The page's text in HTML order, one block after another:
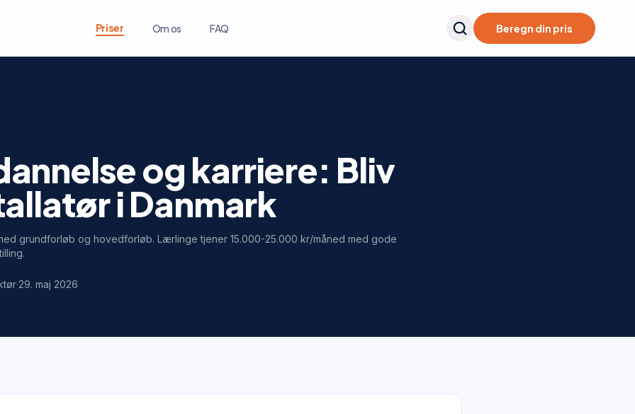
Priser Om os FAQ Beregn din pris
og karriere: Bliv
i Danmark
grundforløb og hovedforløb. Lærlinge tjener 15.000-25.000 kr/måned med gode
·29. maj 2026